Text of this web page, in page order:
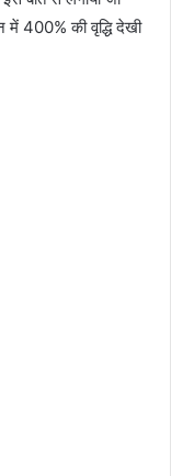
400% की वृद्धि देखी